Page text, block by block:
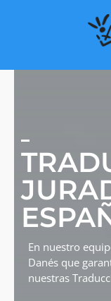
En nuestro
Danés que
nuestras